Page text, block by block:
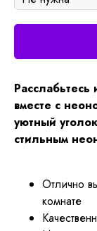
вместе с
уютный
стильным
Отлично
комнате